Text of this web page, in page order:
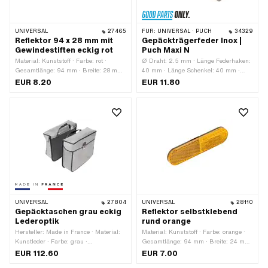
UNIVERSAL 27465
Reflektor 94 x 28 mm mit
Gewindestiften eckig rot
Material: Kunststoff · Farbe: rot ·
Gesamtlänge: 94 mm · Breite: 28 mm
· Befestigungsart: Steckverbindung ·
EUR 8.20
FÜR: UNIVERSAL · PUCH 34329
Gepäckträgerfeder Inox |
Puch Maxi N
Ø Draht: 2.5 mm · Länge Federhaken:
40 mm · Länge Schenkel: 40 mm ·
Hersteller: GPO · Material: Federstahl
EUR 11.80
UNIVERSAL 27804
Gepäcktaschen grau eckig
Lederoptik
Hersteller: Made in France · Material:
Kunstleder · Farbe: grau ·
Gesamtlänge: 330 mm · Breite: 110
EUR 112.60
UNIVERSAL 28110
Reflektor selbstklebend
rund orange
Material: Kunststoff · Farbe: orange ·
Gesamtlänge: 94 mm · Breite: 24 mm
· Prüfzeichen: E4 · Befestigungsart:
EUR 7.00